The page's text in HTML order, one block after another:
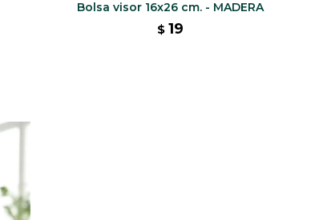
Bolsa visor 16x26 cm. - MADERA
$ 19